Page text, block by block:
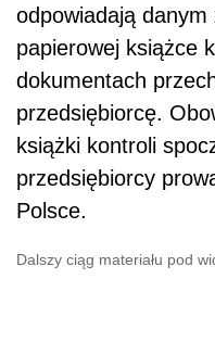
odpowiadają
papierowej książce
dokumentach
przedsiębiorcę.
książki kontroli
przedsiębiorcy
Polsce.
Dalszy ciąg materiału pod